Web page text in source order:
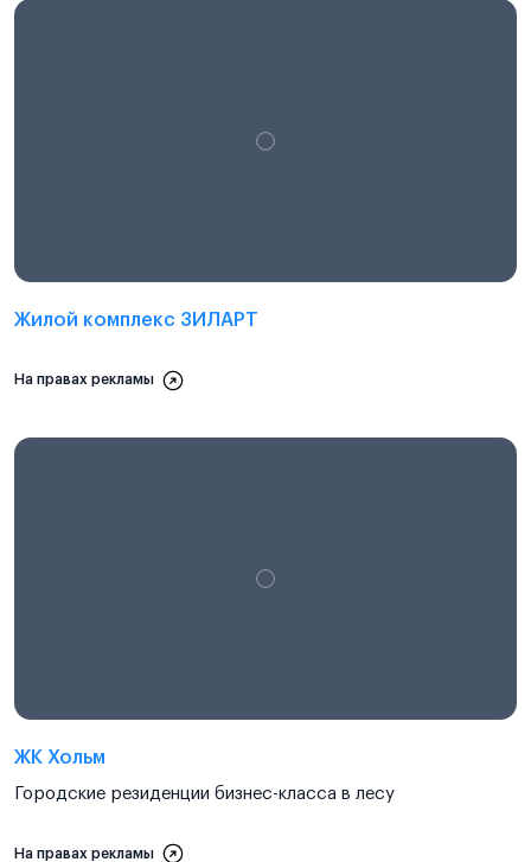
Жилой комплекс ЗИЛАРТ
На правах рекламы
ЖК Хольм
Городские резиденции бизнес-класса в лесу
На правах рекламы